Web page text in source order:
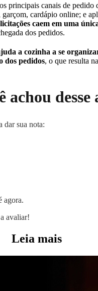
principais canais de pedido
cardápio online; e
caem em uma
dos pedidos.
a cozinha a se
dos pedidos, o que resulta
achou desse
dar sua nota:
agora.
avaliar!
Leia mais